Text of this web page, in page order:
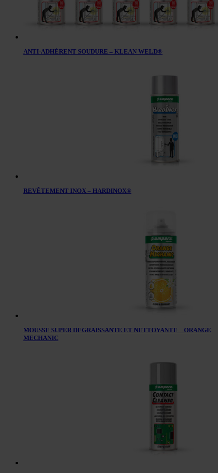
ANTI-ADHÉRENT SOUDURE – KLEAN WELD®
REVÊTEMENT INOX – HARDINOX®
MOUSSE SUPER DEGRAISSANTE ET NETTOYANTE – ORANGE
MECHANIC